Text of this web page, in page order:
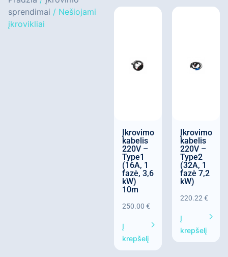
sprendimai / Nešiojami
įkrovikliai
Įkrovimo
kabelis
220V –
Type1
(16A, 1
fazė, 3,6
kW)
10m
250.00 €
Į
krepšelį
Įkrovimo
kabelis
220V –
Type2
(32A, 1
fazė 7,2
kW)
220.22 €
Į
krepšelį